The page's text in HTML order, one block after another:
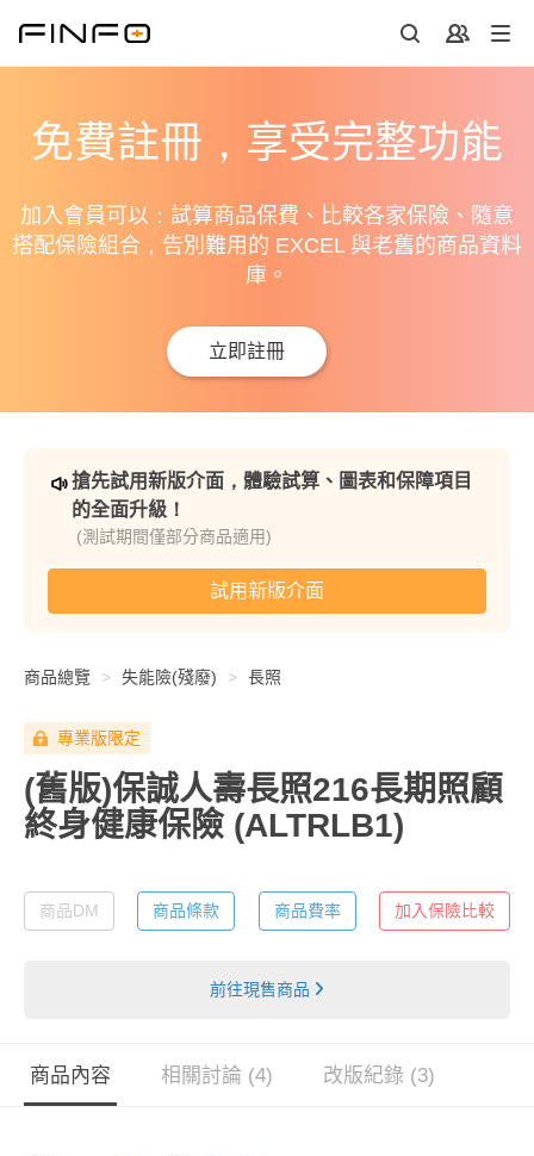
免費註冊，享受完整功能
加入會員可以：試算商品保費、比較各家保險、隨意
搭配保險組合，告別難用的 EXCEL 與老舊的商品資料
庫。
立即註冊
搶先試用新版介面，體驗試算、圖表和保障項目
的全面升級！
(測試期間僅部分商品適用)
試用新版介面
商品總覽 失能險(殘廢) 長照
專業版限定
(舊版)保誠人壽長照216長期照顧
終身健康保險 (ALTRLB1)
商品DM 商品條款 商品費率 加入保險比較
前往現售商品
商品內容 相關討論 (4) 改版紀錄 (3)